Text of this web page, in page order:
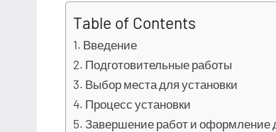
Table of Contents
Введение
Подготовительные работы
Выбор места для установки
Процесс установки
Завершение работ и оформление